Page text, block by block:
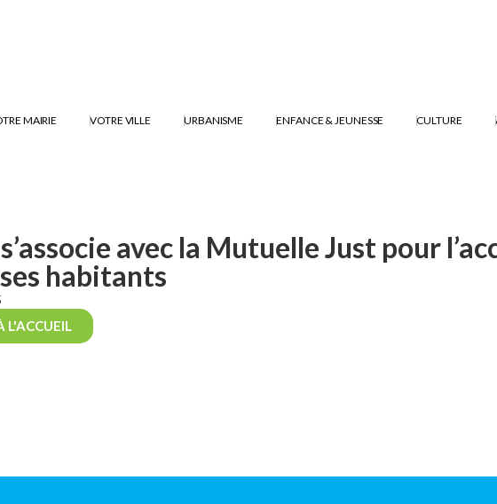
MAIRIE VOTRE VILLE URBANISME ENFANCE & JEUNESSE CULTURE
avec la Mutuelle Just pour
habitants
L'ACCUEIL